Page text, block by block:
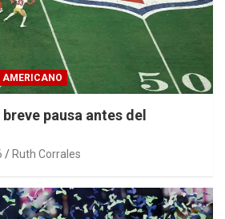
AMERICANO
pausa antes del
Ruth Corrales